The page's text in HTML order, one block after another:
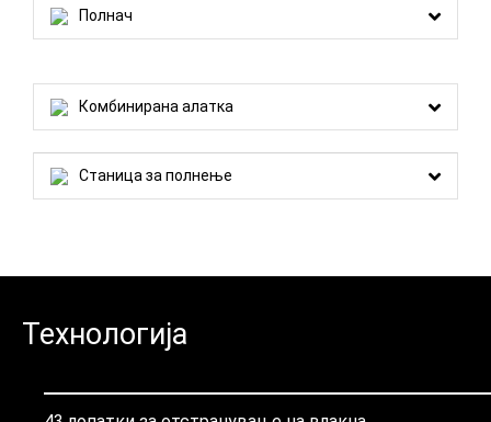
Полнач
Комбинирана алатка
Станица за полнење
Технологија